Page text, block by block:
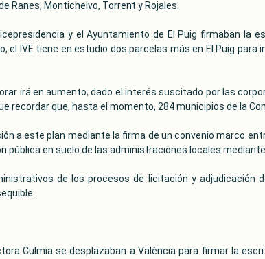
Ranes, Montichelvo, Torrent y Rojales.
y el Ayuntamiento de El Puig firmaban
el IVE tiene en estudio dos parcelas más en El Puig
irá en aumento, dado el interés suscitado por las
recordar que, hasta el momento, 284 municipios de la
a este plan mediante la firma de un convenio marco
pública en suelo de las administraciones locales
de los procesos de licitación y
Culmia se desplazaban a València para firmar la